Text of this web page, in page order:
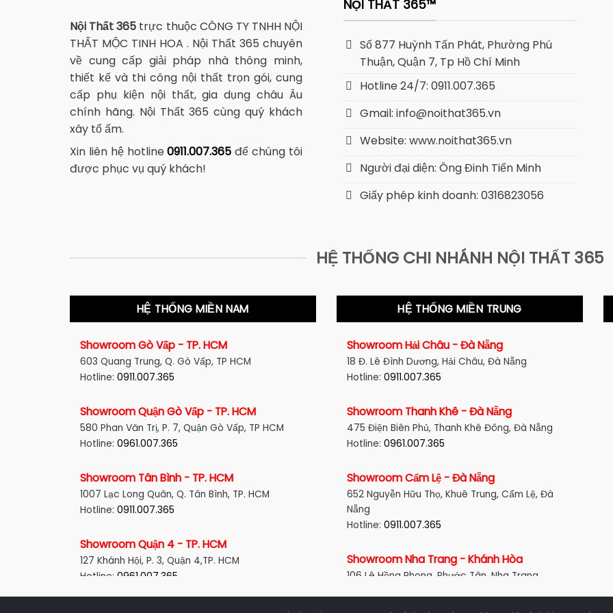
Nội Thất 365 trực thuộc CÔNG TY TNHH NỘI
THẤT MỘC TINH HOA . Nội Thất 365 chuyên
về cung cấp giải pháp nhà thông minh,
thiết kế và thi công nội thất trọn gói, cung
cấp phụ kiện nội thất, gia dụng châu Âu
chính hãng. Nội Thất 365 cùng quý khách
xây tổ ấm.
Xin liên hệ hotline0911.007.365 để chúng tôi
được phục vụ quý khách!
NỘI THẤT 365™
Số 877 Huỳnh Tấn Phát, Phường Phú
Thuận, Quận 7, Tp Hồ Chí Minh
Hotline 24/7: 0911.007.365
Gmail: info@noithat365.vn
Website: www.noithat365.vn
Người đại diện: Ông Đinh Tiến Minh
Giấy phép kinh doanh: 0316823056
HỆ THỐNG CHI NHÁNH NỘI THẤT 365
HỆ THỐNG MIỀN NAM
Showroom Gò Vấp - TP. HCM
603 Quang Trung, Q. Gò Vấp, TP HCM
Hotline: 0911.007.365
Showroom Quận Gò Vấp - TP. HCM
580 Phan Văn Trị, P. 7, Quận Gò Vấp, TP HCM
Hotline: 0961.007.365
Showroom Tân Bình - TP. HCM
1007 Lạc Long Quân, Q. Tân Bình, TP. HCM
Hotline: 0911.007.365
Showroom Quận 4 - TP. HCM
127 Khánh Hội, P. 3, Quận 4,TP. HCM
Hotline: 0961.007.365
HỆ THỐNG MIỀN TRUNG
Showroom Hải Châu - Đà Nẵng
18 Đ. Lê Đình Dương, Hải Châu, Đà Nẵng
Hotline: 0911.007.365
Showroom Thanh Khê - Đà Nẵng
475 Điện Biên Phủ, Thanh Khê Đông, Đà Nẵng
Hotline: 0961.007.365
Showroom Cẩm Lệ - Đà Nẵng
652 Nguyễn Hữu Thọ, Khuê Trung, Cẩm Lệ, Đà
Nẵng
Hotline: 0911.007.365
Showroom Nha Trang - Khánh Hòa
106 Lê Hồng Phong, Phước Tân, Nha Trang